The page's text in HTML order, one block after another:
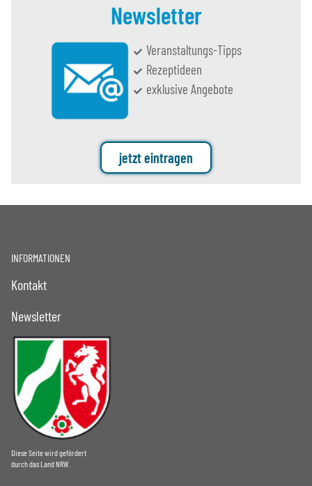
Newsletter
Veranstaltungs-Tipps
Rezeptideen
exklusive Angebote
jetzt eintragen
INFORMATIONEN
Kontakt
Newsletter
Diese Seite wird gefördert
durch das Land NRW.